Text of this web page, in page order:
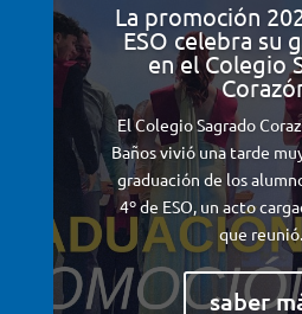
La promoción
ESO celebra su
en el Colegio
El Colegio Sagrado
Baños vivió una tarde
graduación de los
4º de ESO, un acto
que
saber